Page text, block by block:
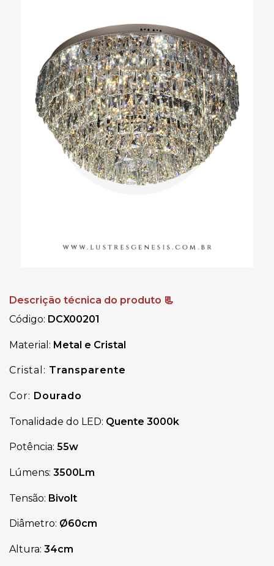
Descrição técnica do produto 📃
Código: DCX00201
Material: Metal e Cristal
Cristal: Transparente
Cor: Dourado
Tonalidade do LED: Quente 3000k
Potência: 55w
Lúmens: 3500Lm
Tensão: Bivolt
Diâmetro: Ø60cm
Altura: 34cm